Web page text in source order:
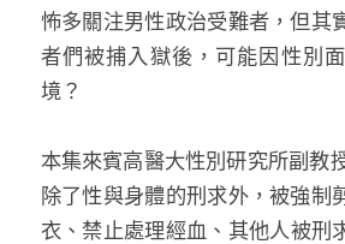
怖多關注男性政治受難者，但其
者們被捕入獄後，可能因性別
境？​
本集來賓高醫大性別研究所副教
除了性與身體的刑求外，被強制
衣、禁止處理經血、其他人被